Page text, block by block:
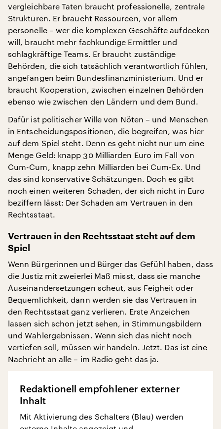
vergleichbare Taten braucht professionelle, zentrale
Strukturen. Er braucht Ressourcen, vor allem
personelle – wer die komplexen Geschäfte aufdecken
will, braucht mehr fachkundige Ermittler und
schlagkräftige Teams. Er braucht zuständige
Behörden, die sich tatsächlich verantwortlich fühlen,
angefangen beim Bundesfinanzministerium. Und er
braucht Kooperation, zwischen einzelnen Behörden
ebenso wie zwischen den Ländern und dem Bund.
Dafür ist politischer Wille von Nöten – und Menschen
in Entscheidungspositionen, die begreifen, was hier
auf dem Spiel steht. Denn es geht nicht nur um eine
Menge Geld: knapp 30 Milliarden Euro im Fall von
Cum-Cum, knapp zehn Milliarden bei Cum-Ex. Und
das sind konservative Schätzungen. Doch es gibt
noch einen weiteren Schaden, der sich nicht in Euro
beziffern lässt: Der Schaden am Vertrauen in den
Rechtsstaat.
Vertrauen in den Rechtsstaat steht auf dem
Spiel
Wenn Bürgerinnen und Bürger das Gefühl haben, dass
die Justiz mit zweierlei Maß misst, dass sie manche
Auseinandersetzungen scheut, aus Feigheit oder
Bequemlichkeit, dann werden sie das Vertrauen in
den Rechtsstaat ganz verlieren. Erste Anzeichen
lassen sich schon jetzt sehen, in Stimmungsbildern
und Wahlergebnissen. Wenn sich das nicht noch
vertiefen soll, müssen wir handeln. Jetzt. Das ist eine
Nachricht an alle – im Radio geht das ja.
Redaktionell empfohlener externer
Inhalt
Mit Aktivierung des Schalters (Blau) werden